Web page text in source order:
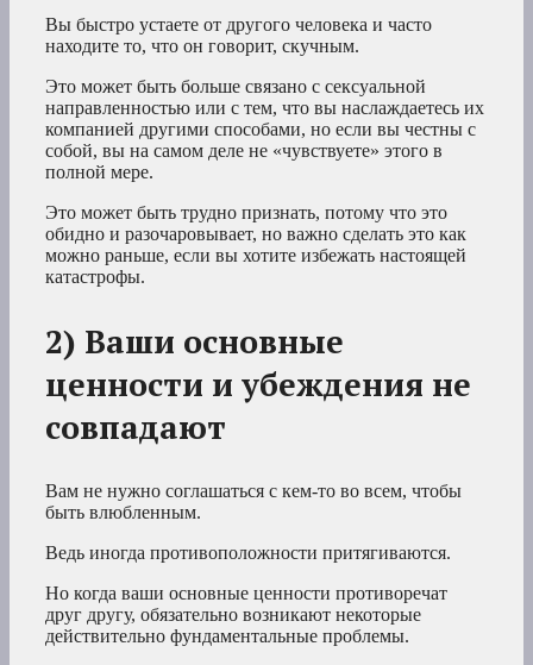
Вы быстро устаете от другого человека и часто
находите то, что он говорит, скучным.
Это может быть больше связано с сексуальной
направленностью или с тем, что вы наслаждаетесь их
компанией другими способами, но если вы честны с
собой, вы на самом деле не «чувствуете» этого в
полной мере.
Это может быть трудно признать, потому что это
обидно и разочаровывает, но важно сделать это как
можно раньше, если вы хотите избежать настоящей
катастрофы.
2) Ваши основные
ценности и убеждения не
совпадают
Вам не нужно соглашаться с кем-то во всем, чтобы
быть влюбленным.
Ведь иногда противоположности притягиваются.
Но когда ваши основные ценности противоречат
друг другу, обязательно возникают некоторые
действительно фундаментальные проблемы.